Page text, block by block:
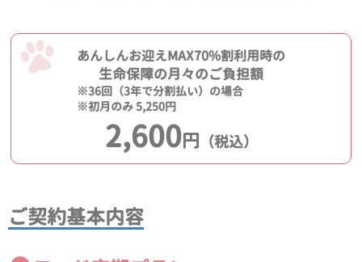
あんしんお迎えMAX70%割利用時の
生命保障の月々のご負担額
※36回（3年で分割払い）の場合
※初月のみ 5,250円
2,600円 （税込）
ご契約基本内容